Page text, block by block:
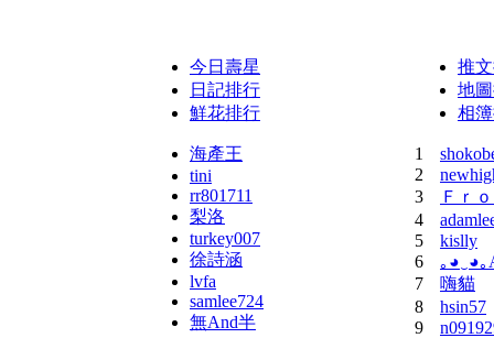
今日壽星
日記排行
鮮花排行
海產王
tini
rr801711
梨洛
turkey007
徐詩涵
lvfa
samlee724
無And半
推
地
相
1
2
3
Ｆｒ
4
5
kislly
6
｡◕‿◕｡
7
嗨貓
8
hsin57
9